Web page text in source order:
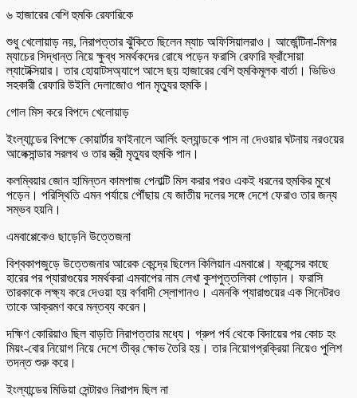
৬ হাজারের বেশি হুমকি রেফারিকে
শুধু খেলোয়াড় নয়, নিরাপত্তার ঝুঁকিতে ছিলেন ম্যাচ অফিসিয়ালরাও। আর্জেন্টিনা-মিশর
ম্যাচের সিদ্ধান্ত নিয়ে ক্ষুব্ধ সমর্থকদের রোষে পড়েন ফরাসি রেফারি ফ্রাঁসোয়া
ল্যাটেক্সিয়ার। তার হোয়াটসঅ্যাপে আসে ছয় হাজারের বেশি হুমকিমূলক বার্তা। ভিডিও
সহকারী রেফারি উইলি দেলাজোও পান মৃত্যুর হুমকি।
গোল মিস করে বিপদে খেলোয়াড়
ইংল্যান্ডের বিপক্ষে কোয়ার্টার ফাইনালে আর্লিং হল্যান্ডকে পাস না দেওয়ার ঘটনায় নরওয়ের
আলেক্সান্ডার সরলথ ও তার স্ত্রী মৃত্যুর হুমকি পান।
কলম্বিয়ার জোন হামিন্তন কামপাজ পেনাল্টি মিস করার পরও একই ধরনের হুমকির মুখে
পড়েন। পরিস্থিতি এমন পর্যায়ে পৌঁছায় যে জাতীয় দলের সঙ্গে দেশে ফেরাও তার জন্য
সম্ভব হয়নি।
এমবাপ্পেকেও ছাড়েনি উত্তেজনা
বিশ্বকাপজুড়ে উত্তেজনার আরেক কেন্দ্রে ছিলেন কিলিয়ান এমবাপ্পে। ফ্রান্সের কাছে
হারের পর প্যারাগুয়ের সমর্থকরা এমবাপের নাম লেখা কুশপুত্তলিকা পোড়ান। ফরাসি
তারকাকে লক্ষ্য করে দেওয়া হয় বর্ণবাদী স্লোগানও। এমনকি প্যারাগুয়ের এক সিনেটরও
তাকে আক্রমণ করে মন্তব্য করেন।
দক্ষিণ কোরিয়াও ছিল বাড়তি নিরাপত্তার মধ্যে। গ্রুপ পর্ব থেকে বিদায়ের পর কোচ হং
মিয়ং-বোর নিয়োগ নিয়ে দেশে তীব্র ক্ষোভ তৈরি হয়। তার নিয়োগপ্রক্রিয়া নিয়েও পুলিশ
তদন্ত শুরু করে।
ইংল্যান্ডের মিডিয়া সেন্টারও নিরাপদ ছিল না